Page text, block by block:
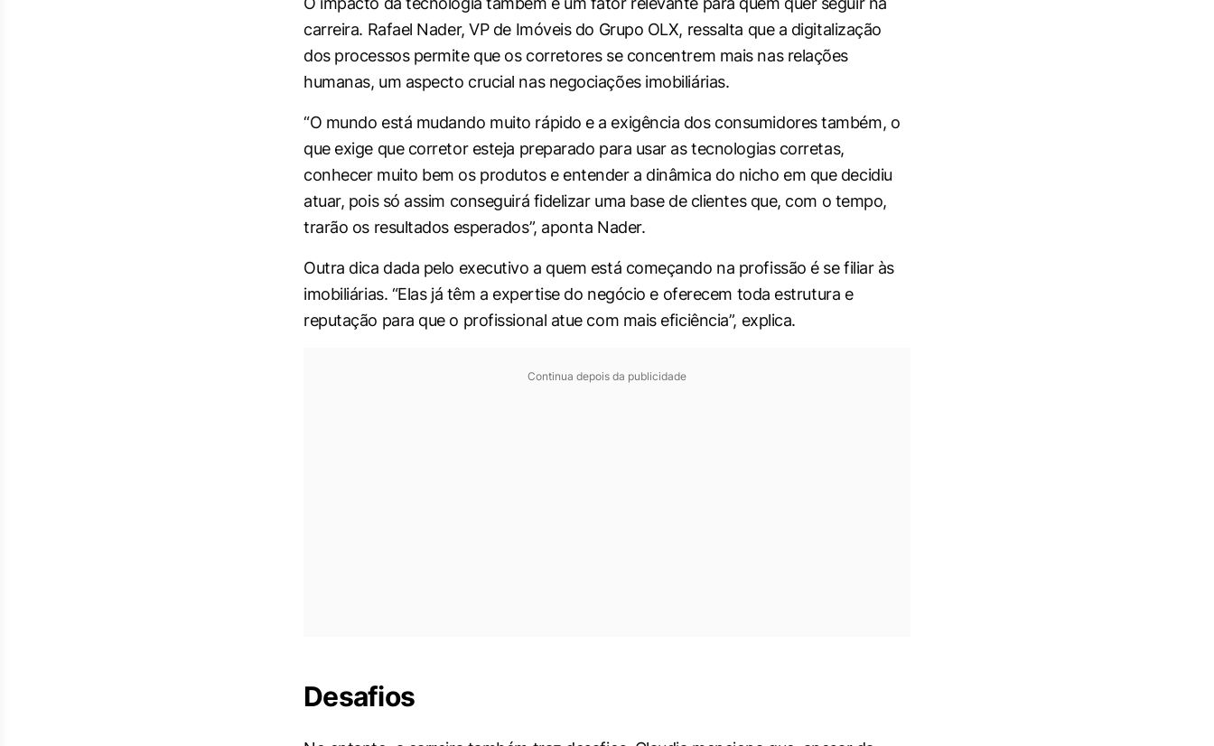
carreira. Rafael Nader, VP de Imóveis do Grupo OLX, ressalta que a digitalização
dos processos permite que os corretores se concentrem mais nas relações
humanas, um aspecto crucial nas negociações imobiliárias.
“O mundo está mudando muito rápido e a exigência dos consumidores também, o
que exige que corretor esteja preparado para usar as tecnologias corretas,
conhecer muito bem os produtos e entender a dinâmica do nicho em que decidiu
atuar, pois só assim conseguirá fidelizar uma base de clientes que, com o tempo,
trarão os resultados esperados”, aponta Nader.
Outra dica dada pelo executivo a quem está começando na profissão é se filiar às
imobiliárias. “Elas já têm a expertise do negócio e oferecem toda estrutura e
reputação para que o profissional atue com mais eficiência”, explica.
Continua depois da publicidade
Desafios